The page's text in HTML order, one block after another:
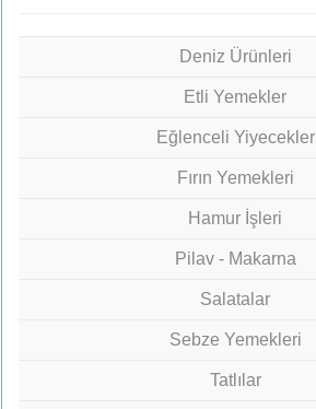
Deniz Ürünleri
Etli Yemekler
Eğlenceli Yiyecekler
Fırın Yemekleri
Hamur İşleri
Pilav - Makarna
Salatalar
Sebze Yemekleri
Tatlılar